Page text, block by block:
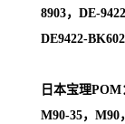
8903，DE-
DE9422-BK602
日本宝理POM
M90-35，M90